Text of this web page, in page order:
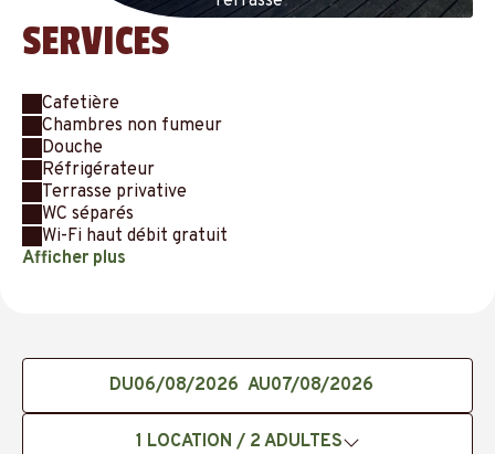
SERVICES
Cafetière
Chambres non fumeur
Douche
Réfrigérateur
Terrasse privative
WC séparés
Wi-Fi haut débit gratuit
Afficher plus
DU AU
1 LOCATION / 2 ADULTES